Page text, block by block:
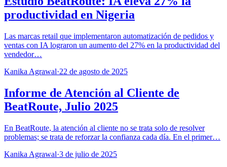
productividad en Nigeria
Las marcas retail que implementaron automatización de pedidos y
ventas con IA lograron un aumento del 27% en la productividad del
vendedor…
Kanika Agrawal·22 de agosto de 2025
Informe de Atención al Cliente de
BeatRoute, Julio 2025
En BeatRoute, la atención al cliente no se trata solo de resolver
problemas; se trata de reforzar la confianza cada día. En el primer…
Kanika Agrawal·3 de julio de 2025